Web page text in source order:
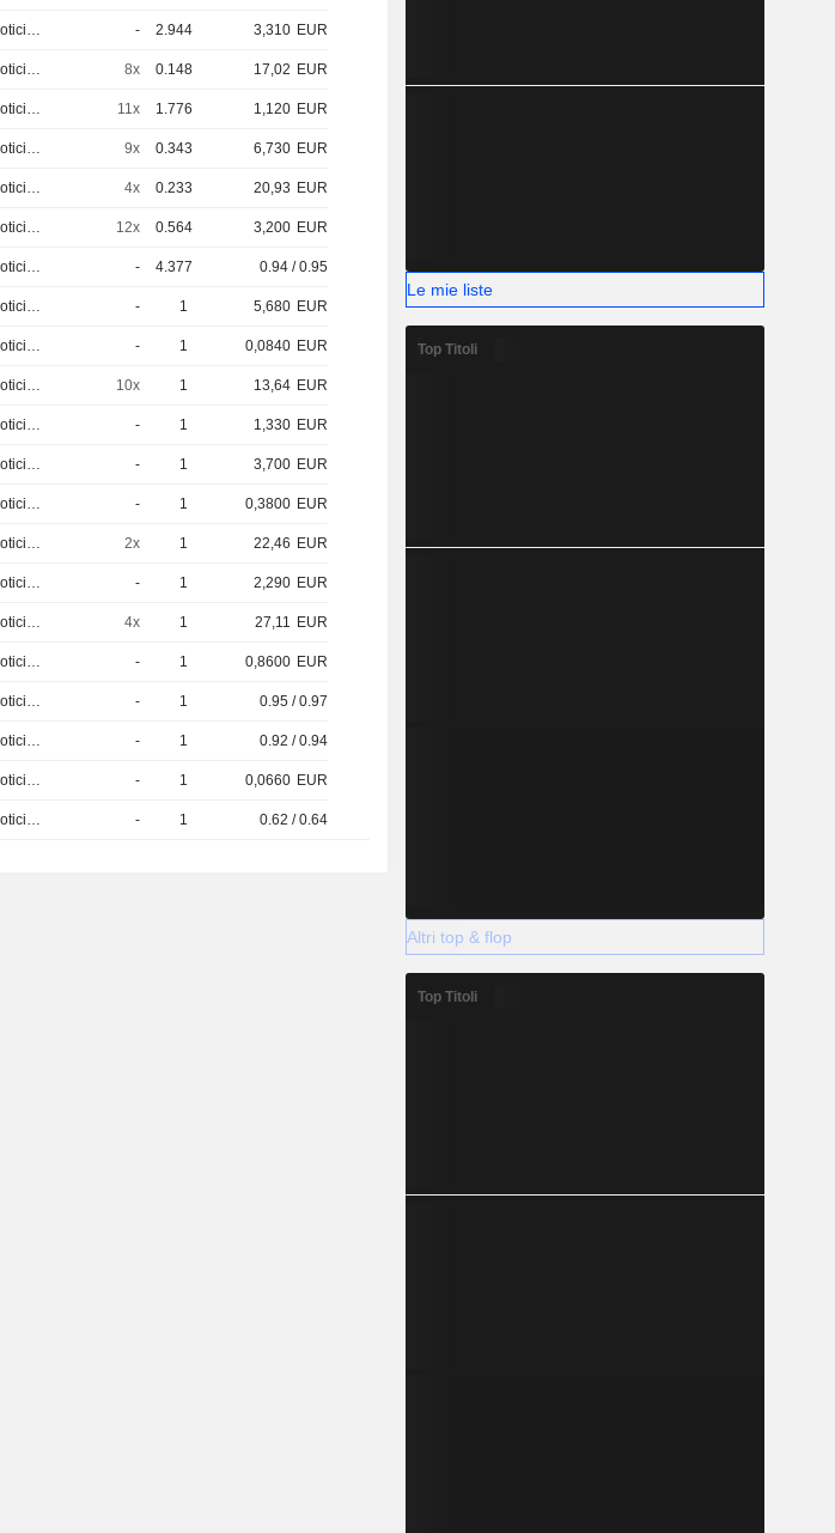
Warrant Esotici e Strutturati - 2.944 3,310 EUR
Warrant Esotici e Strutturati 8x 0.148 17,02 EUR
Warrant Esotici e Strutturati 11x 1.776 1,120 EUR
Warrant Esotici e Strutturati 9x 0.343 6,730 EUR
Warrant Esotici e Strutturati 4x 0.233 20,93 EUR
Warrant Esotici e Strutturati 12x 0.564 3,200 EUR
Warrant Esotici e Strutturati - 4.377 0.94 / 0.95
Warrant Esotici e Strutturati - 1 5,680 EUR
Warrant Esotici e Strutturati - 1 0,0840 EUR
Warrant Esotici e Strutturati 10x 1 13,64 EUR
Warrant Esotici e Strutturati - 1 1,330 EUR
Warrant Esotici e Strutturati - 1 3,700 EUR
Warrant Esotici e Strutturati - 1 0,3800 EUR
Warrant Esotici e Strutturati 2x 1 22,46 EUR
Warrant Esotici e Strutturati - 1 2,290 EUR
Warrant Esotici e Strutturati 4x 1 27,11 EUR
Warrant Esotici e Strutturati - 1 0,8600 EUR
Warrant Esotici e Strutturati - 1 0.95 / 0.97
Warrant Esotici e Strutturati - 1 0.92 / 0.94
Warrant Esotici e Strutturati - 1 0,0660 EUR
Warrant Esotici e Strutturati - 1 0.62 / 0.64
Le mie liste
Top Titoli
Altri top & flop
Top Titoli